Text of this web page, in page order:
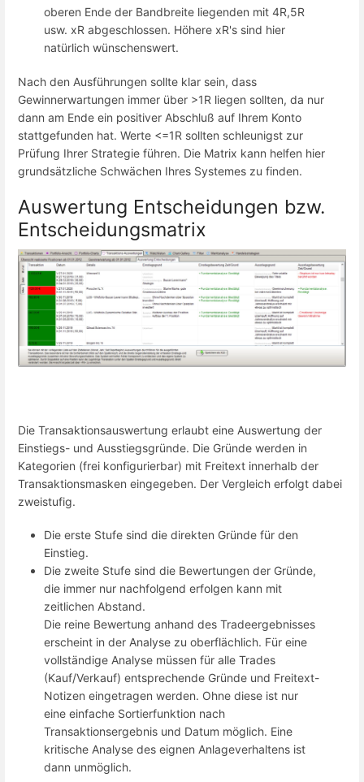
oberen Ende der Bandbreite liegenden mit 4R,5R
usw. xR abgeschlossen. Höhere xR's sind hier
natürlich wünschenswert.
Nach den Ausführungen sollte klar sein, dass
Gewinnerwartungen immer über >1R liegen sollten, da nur
dann am Ende ein positiver Abschluß auf Ihrem Konto
stattgefunden hat. Werte <=1R sollten schleunigst zur
Prüfung Ihrer Strategie führen. Die Matrix kann helfen hier
grundsätzliche Schwächen Ihres Systemes zu finden.
Auswertung Entscheidungen bzw.
Entscheidungsmatrix
Die Transaktionsauswertung erlaubt eine Auswertung der
Einstiegs- und Ausstiegsgründe. Die Gründe werden in
Kategorien (frei konfigurierbar) mit Freitext innerhalb der
Transaktionsmasken eingegeben. Der Vergleich erfolgt dabei
zweistufig.
Die erste Stufe sind die direkten Gründe für den
Einstieg.
Die zweite Stufe sind die Bewertungen der Gründe,
die immer nur nachfolgend erfolgen kann mit
zeitlichen Abstand.
Die reine Bewertung anhand des Tradeergebnisses
erscheint in der Analyse zu oberflächlich. Für eine
vollständige Analyse müssen für alle Trades
(Kauf/Verkauf) entsprechende Gründe und Freitext-
Notizen eingetragen werden. Ohne diese ist nur
eine einfache Sortierfunktion nach
Transaktionsergebnis und Datum möglich. Eine
kritische Analyse des eignen Anlageverhaltens ist
dann unmöglich.